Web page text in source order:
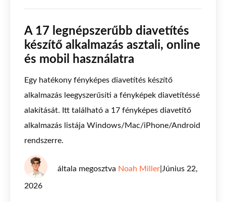
A 17 legnépszerűbb diavetítés
készítő alkalmazás asztali, online
és mobil használatra
Egy hatékony fényképes diavetítés készítő
alkalmazás leegyszerűsíti a fényképek diavetítéssé
alakítását. Itt található a 17 fényképes diavetítő
alkalmazás listája Windows/Mac/iPhone/Android
rendszerre.
általa megosztva Noah Miller Június 22,
2026